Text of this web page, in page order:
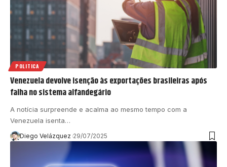
POLITICA
Venezuela devolve isenção às exportações brasileiras após
falha no sistema alfandegário
A notícia surpreende e acalma ao mesmo tempo com a
Venezuela isenta…
Diego Velázquez 29/07/2025